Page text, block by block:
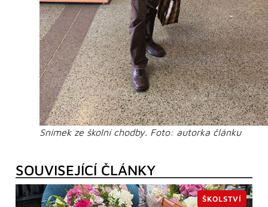
Snímek ze školní chodby. Foto: autorka článku
SOUVISEJÍCÍ ČLÁNKY
ŠKOLSTVÍ